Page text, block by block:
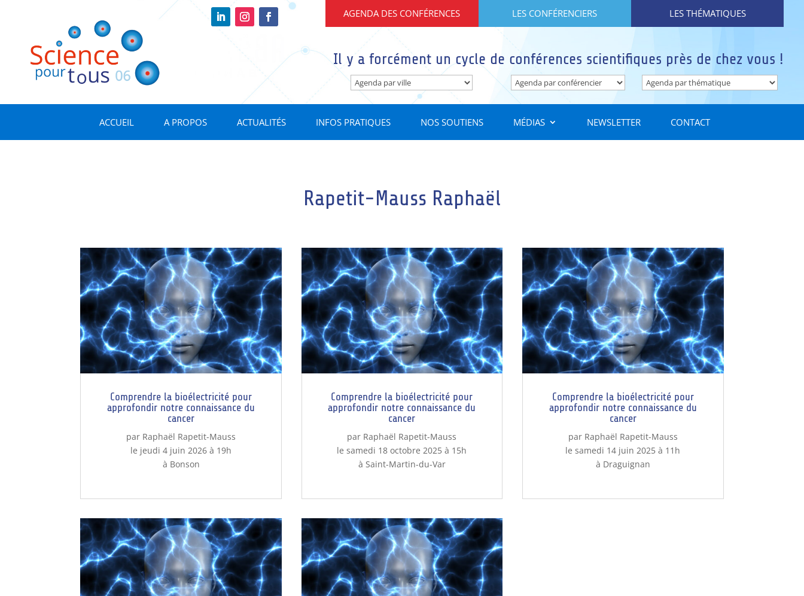
AGENDA DES CONFÉRENCES LES CONFÉRENCIERS LES THÉMATIQUES
Il y a forcément un cycle de conférences scientifiques près de chez vous !
ACCUEIL A PROPOS ACTUALITÉS INFOS PRATIQUES NOS SOUTIENS MÉDIAS NEWSLETTER CONTACT
Rapetit-Mauss Raphaël
Comprendre la bioélectricité pour
approfondir notre connaissance du
cancer
par Raphaël Rapetit-Mauss
le jeudi 4 juin 2026 à 19h
à Bonson
Comprendre la bioélectricité pour
approfondir notre connaissance du
cancer
par Raphaël Rapetit-Mauss
le samedi 18 octobre 2025 à 15h
à Saint-Martin-du-Var
Comprendre la bioélectricité pour
approfondir notre connaissance du
cancer
par Raphaël Rapetit-Mauss
le samedi 14 juin 2025 à 11h
à Draguignan